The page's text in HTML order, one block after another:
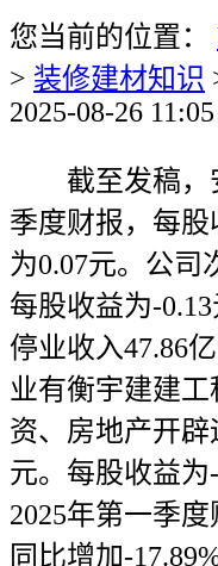
您当前的位置：
> 装修建材知识
2025-08-26 11:05
截至发稿，
季度财报，每股
为0.07元。公司
每股收益为-
停业收入47.86
业有衡宇建建
资、房地产开辟
元。每股收益为
2025年第一季度
同比增加-